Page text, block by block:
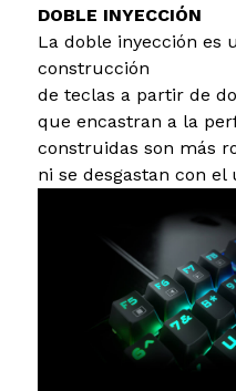
DOBLE INYECCIÓN
La doble inyección es
construcción
de teclas a partir de
que encastran a la
construidas son más
ni se desgastan con el